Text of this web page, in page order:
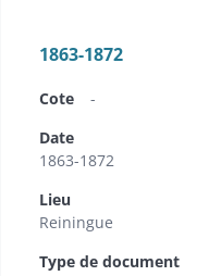
1863-1872
Cote
-
Date
1863-1872
Lieu
Reiningue
Type de document